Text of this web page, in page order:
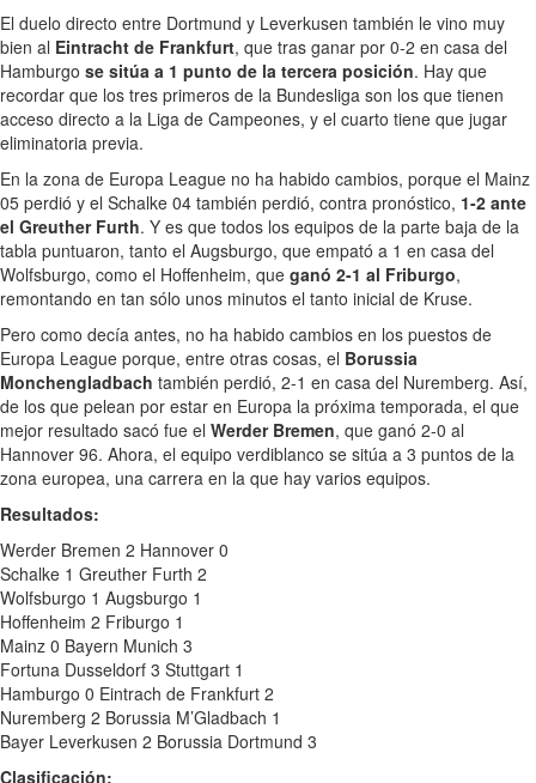
El duelo directo entre Dortmund y Leverkusen también le vino muy
bien al Eintracht de Frankfurt, que tras ganar por 0-2 en casa del
Hamburgo se sitúa a 1 punto de la tercera posición. Hay que
recordar que los tres primeros de la Bundesliga son los que tienen
acceso directo a la Liga de Campeones, y el cuarto tiene que jugar
eliminatoria previa.
En la zona de Europa League no ha habido cambios, porque el Mainz
05 perdió y el Schalke 04 también perdió, contra pronóstico, 1-2 ante
el Greuther Furth. Y es que todos los equipos de la parte baja de la
tabla puntuaron, tanto el Augsburgo, que empató a 1 en casa del
Wolfsburgo, como el Hoffenheim, que ganó 2-1 al Friburgo,
remontando en tan sólo unos minutos el tanto inicial de Kruse.
Pero como decía antes, no ha habido cambios en los puestos de
Europa League porque, entre otras cosas, el Borussia
Monchengladbach también perdió, 2-1 en casa del Nuremberg. Así,
de los que pelean por estar en Europa la próxima temporada, el que
mejor resultado sacó fue el Werder Bremen, que ganó 2-0 al
Hannover 96. Ahora, el equipo verdiblanco se sitúa a 3 puntos de la
zona europea, una carrera en la que hay varios equipos.
Resultados:
Werder Bremen 2 Hannover 0
Schalke 1 Greuther Furth 2
Wolfsburgo 1 Augsburgo 1
Hoffenheim 2 Friburgo 1
Mainz 0 Bayern Munich 3
Fortuna Dusseldorf 3 Stuttgart 1
Hamburgo 0 Eintrach de Frankfurt 2
Nuremberg 2 Borussia M’Gladbach 1
Bayer Leverkusen 2 Borussia Dortmund 3
Clasificación: